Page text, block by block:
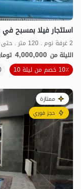
استئجار فيلا بمسبح
2 غرفة نوم . 120 متر . حتى 12 ضيف
الليلة من 4,000,000
10٪ خصم من ليلة 10
ممتازة
حجز فوري